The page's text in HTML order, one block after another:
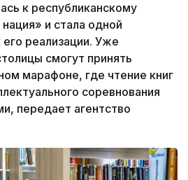
к республиканскому
и стала одной
реализации. Уже
смогут принять
марафоне, где чтение книг
соревнования
передает агентство